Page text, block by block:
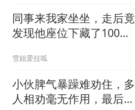
同事来我家坐坐，走后竟
发现他座位下藏了100
雪姐爱拉呱
小伙脾气暴躁难劝住，多
人相劝毫无作用，最后一